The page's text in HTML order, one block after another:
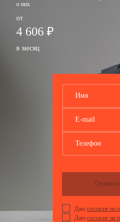
о них
от
4 606 ₽
в месяц
Имя
E-mail
Телефон
Даю согласие на
Даю согласие на